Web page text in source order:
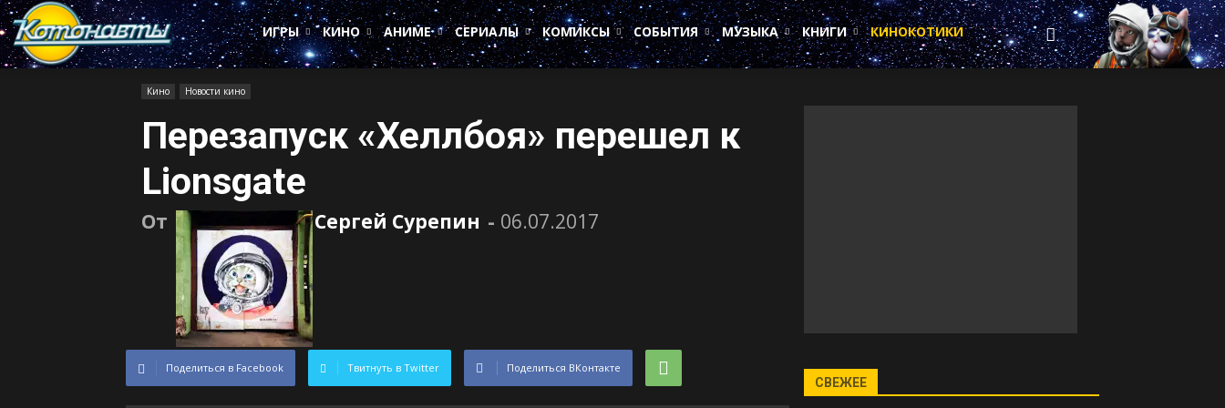
Котонавты
ИГРЫ
КИНО АНИМЕ СЕРИАЛЫ КОМИКСЫ СОБЫТИЯ МУЗЫКА КНИГИ КИНОКОТИКИ
Кино Новости кино
Перезапуск «Хеллбоя» перешел к
Lionsgate
От Сергей Сурепин - 06.07.2017
Поделиться в Facebook Твитнуть в Twitter Поделиться ВКонтакте
СВЕЖЕЕ